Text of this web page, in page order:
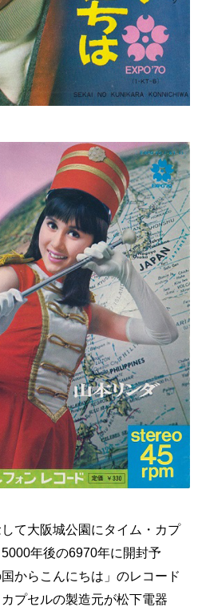
て大阪城公園にタイム・カプ
年後の6970年に開封予
からこんにちは」のレコード
プセルの製造元が松下電器